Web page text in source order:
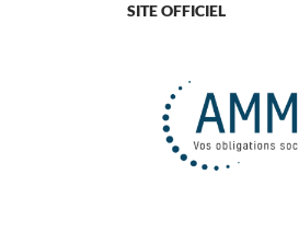
SITE OFFICIEL